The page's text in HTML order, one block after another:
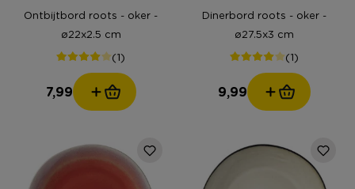
Ontbijtbord roots - oker -
ø22x2.5 cm
(1)
7,99
Dinerbord roots - oker -
ø27.5x3 cm
(1)
9,99